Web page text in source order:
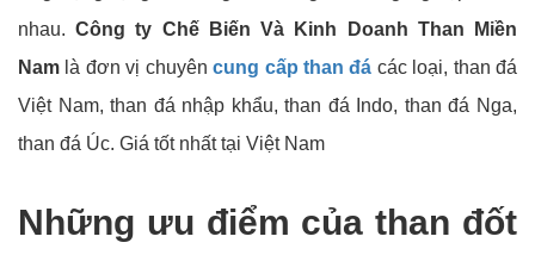
nhau.Công ty Chế Biến Và Kinh Doanh Than Miền
Nam là đơn vị chuyêncung cấp than đá các loại, than đá
Việt Nam, than đá nhập khẩu, than đá Indo, than đá Nga,
than đá Úc. Giá tốt nhất tại Việt Nam
Những ưu điểm của than đốt